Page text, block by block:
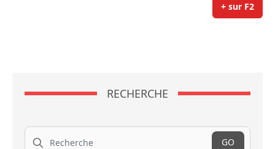
+ sur F2
RECHERCHE
Recherche
GO